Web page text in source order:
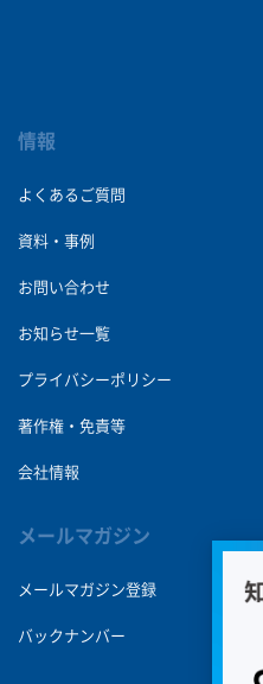
情報
よくあるご質問
資料・事例
お問い合わせ
お知らせ一覧
プライバシーポリシー
著作権・免責等
会社情報
メールマガジン
メールマガジン登録
バックナンバー